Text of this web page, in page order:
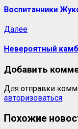
Воспитанники
Далее
Невероятный
Добавить
Для отправки
авторизоваться.
Похожие